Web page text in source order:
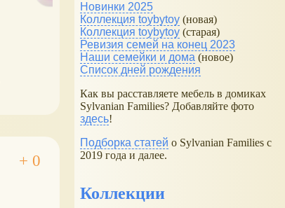
Новинки 2025
Коллекция toybytoy (новая)
Коллекция toybytoy (старая)
Ревизия семей на конец 2023
Наши семейки и дома (новое)
Список дней рождения
Как вы расставляете мебель в домиках
Sylvanian Families? Добавляйте фото
здесь!
Подборка статей о Sylvanian Families с
2019 года и далее.
Коллекции